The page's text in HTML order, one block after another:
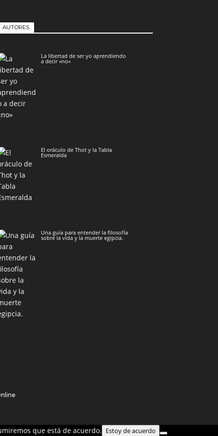
AUTORES
La libertad de ser yo aprendiendo
a decir «no»
El oráculo de Thot y la Tabla
Esmeralda
Una guía para entender la filosofía
sobre la vida y la muerte egipcia.
que está de acuerdo. Estoy de acuerdo